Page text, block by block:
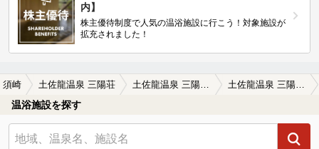
内】
株主優待制度で人気の温浴施設に行こう！対象施設が
拡充されました！
須崎 土佐龍温泉 三陽荘
温浴施設を探す